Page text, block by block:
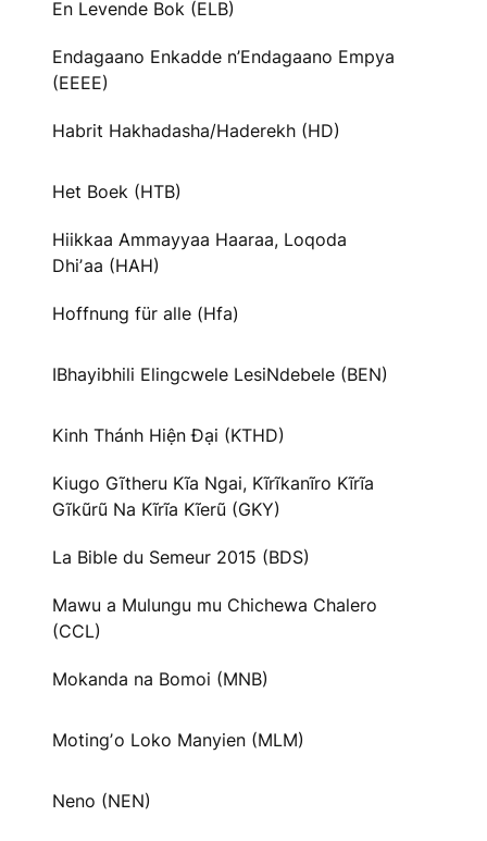
En Levende Bok (ELB)
Endagaano Enkadde n’Endagaano Empya
(EEEE)
Habrit Hakhadasha/Haderekh (HD)
Het Boek (HTB)
Hiikkaa Ammayyaa Haaraa, Loqoda
Dhiʼaa (HAH)
Hoffnung für alle (Hfa)
IBhayibhili Elingcwele LesiNdebele (BEN)
Kinh Thánh Hiện Đại (KTHD)
Kiugo Gĩtheru Kĩa Ngai, Kĩrĩkanĩro Kĩrĩa
Gĩkũrũ Na Kĩrĩa Kĩerũ (GKY)
La Bible du Semeur 2015 (BDS)
Mawu a Mulungu mu Chichewa Chalero
(CCL)
Mokanda na Bomoi (MNB)
Motingʼo Loko Manyien (MLM)
Neno (NEN)